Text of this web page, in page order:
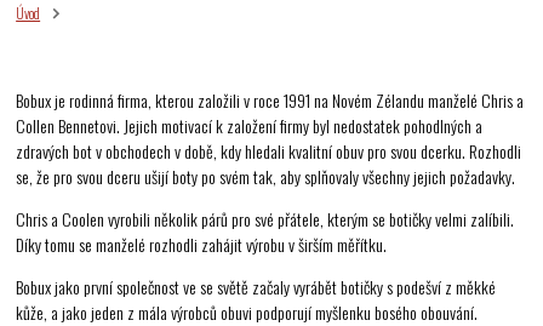
Úvod
Bobux je rodinná firma, kterou založili v roce 1991 na Novém Zélandu manželé Chris a
Collen Bennetovi. Jejich motivací k založení firmy byl nedostatek pohodlných a
zdravých bot v obchodech v době, kdy hledali kvalitní obuv pro svou dcerku. Rozhodli
se, že pro svou dceru ušijí boty po svém tak, aby splňovaly všechny jejich požadavky.
Chris a Coolen vyrobili několik párů pro své přátele, kterým se botičky velmi zalíbili.
Díky tomu se manželé rozhodli zahájit výrobu v širším měřítku.
Bobux jako první společnost ve se světě začaly vyrábět botičky s podešví z měkké
kůže, a jako jeden z mála výrobců obuvi podporují myšlenku bosého obouvání.